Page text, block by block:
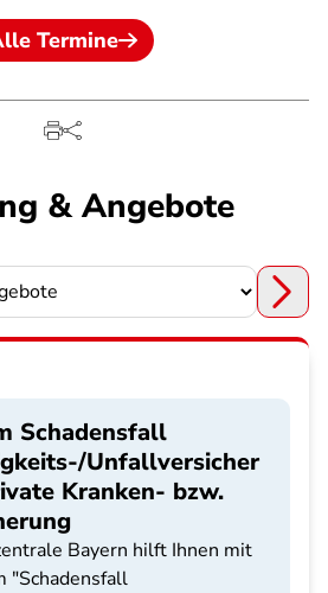
Termine
& Angebote
Schadensfall
Unfallversicher
Kranken- bzw.
Bayern hilft Ihnen mit
"Schadensfall